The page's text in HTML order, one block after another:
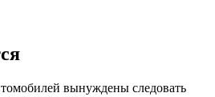
вынуждены следовать